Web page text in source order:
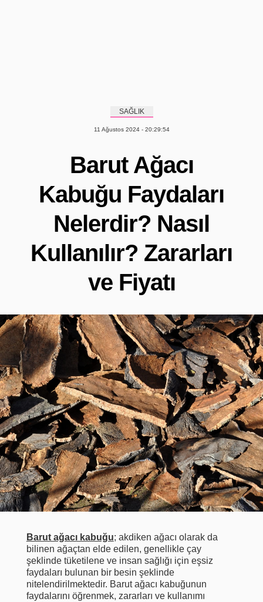
SAĞLIK
11 Ağustos 2024 - 20:29:54
Barut Ağacı
Kabuğu Faydaları
Nelerdir? Nasıl
Kullanılır? Zararları
ve Fiyatı
Barut ağacı kabuğu; akdiken ağacı olarak da
bilinen ağaçtan elde edilen, genellikle çay
şeklinde tüketilene ve insan sağlığı için eşsiz
faydaları bulunan bir besin şeklinde
nitelendirilmektedir. Barut ağacı kabuğunun
faydalarını öğrenmek, zararları ve kullanımı